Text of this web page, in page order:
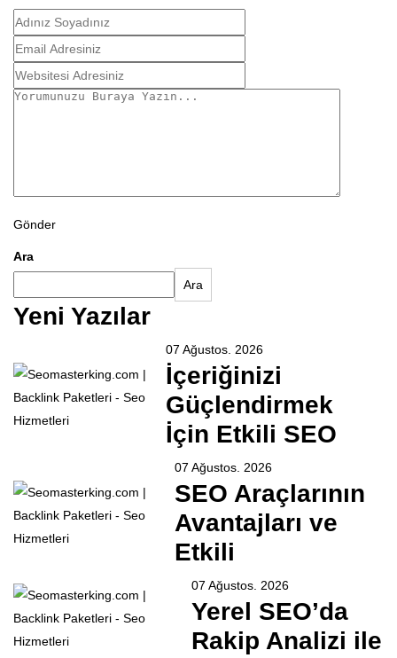
Gönder
Ara
Ara
Yeni Yazılar
07 Ağustos. 2026
İçeriğinizi
Güçlendirmek
İçin Etkili SEO
07 Ağustos. 2026
SEO Araçlarının
Avantajları ve
Etkili
07 Ağustos. 2026
Yerel SEO’da
Rakip Analizi ile